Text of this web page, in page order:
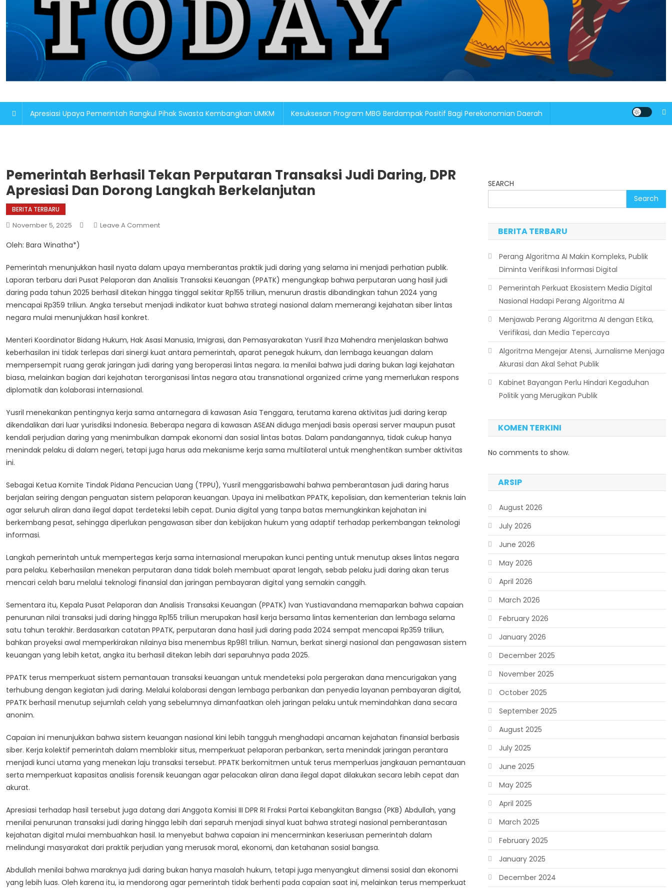
Apresiasi Upaya Pemerintah Rangkul Pihak Swasta Kembangkan UMKM Kesuksesan Program MBG Berdampak Positif Bagi Perekonomian Daerah
Pemerintah Berhasil Tekan Perputaran Transaksi Judi Daring, DPR
Apresiasi Dan Dorong Langkah Berkelanjutan
BERITA TERBARU
November 5, 2025 Leave A CommentOn
Perputaran
Transaksi
Judi
Daring,
Dan
Dorong
Langkah
Berkelanjutan
Oleh: Bara Winatha*)
Pemerintah menunjukkan hasil nyata dalam upaya memberantas praktik judi daring yang selama ini menjadi perhatian publik.
Laporan terbaru dari Pusat Pelaporan dan Analisis Transaksi Keuangan (PPATK) mengungkap bahwa perputaran uang hasil judi
daring pada tahun 2025 berhasil ditekan hingga tinggal sekitar Rp155 triliun, menurun drastis dibandingkan tahun 2024 yang
mencapai Rp359 triliun. Angka tersebut menjadi indikator kuat bahwa strategi nasional dalam memerangi kejahatan siber lintas
negara mulai menunjukkan hasil konkret.
Menteri Koordinator Bidang Hukum, Hak Asasi Manusia, Imigrasi, dan Pemasyarakatan Yusril Ihza Mahendra menjelaskan bahwa
keberhasilan ini tidak terlepas dari sinergi kuat antara pemerintah, aparat penegak hukum, dan lembaga keuangan dalam
mempersempit ruang gerak jaringan judi daring yang beroperasi lintas negara. Ia menilai bahwa judi daring bukan lagi kejahatan
biasa, melainkan bagian dari kejahatan terorganisasi lintas negara atau transnational organized crime yang memerlukan respons
diplomatik dan kolaborasi internasional.
Yusril menekankan pentingnya kerja sama antarnegara di kawasan Asia Tenggara, terutama karena aktivitas judi daring kerap
dikendalikan dari luar yurisdiksi Indonesia. Beberapa negara di kawasan ASEAN diduga menjadi basis operasi server maupun pusat
kendali perjudian daring yang menimbulkan dampak ekonomi dan sosial lintas batas. Dalam pandangannya, tidak cukup hanya
menindak pelaku di dalam negeri, tetapi juga harus ada mekanisme kerja sama multilateral untuk menghentikan sumber aktivitas
ini.
Sebagai Ketua Komite Tindak Pidana Pencucian Uang (TPPU), Yusril menggarisbawahi bahwa pemberantasan judi daring harus
berjalan seiring dengan penguatan sistem pelaporan keuangan. Upaya ini melibatkan PPATK, kepolisian, dan kementerian teknis lain
agar seluruh aliran dana ilegal dapat terdeteksi lebih cepat. Dunia digital yang tanpa batas memungkinkan kejahatan ini
berkembang pesat, sehingga diperlukan pengawasan siber dan kebijakan hukum yang adaptif terhadap perkembangan teknologi
informasi.
Langkah pemerintah untuk mempertegas kerja sama internasional merupakan kunci penting untuk menutup akses lintas negara
para pelaku. Keberhasilan menekan perputaran dana tidak boleh membuat aparat lengah, sebab pelaku judi daring akan terus
mencari celah baru melalui teknologi finansial dan jaringan pembayaran digital yang semakin canggih.
Sementara itu, Kepala Pusat Pelaporan dan Analisis Transaksi Keuangan (PPATK) Ivan Yustiavandana memaparkan bahwa capaian
penurunan nilai transaksi judi daring hingga Rp155 triliun merupakan hasil kerja bersama lintas kementerian dan lembaga selama
satu tahun terakhir. Berdasarkan catatan PPATK, perputaran dana hasil judi daring pada 2024 sempat mencapai Rp359 triliun,
bahkan proyeksi awal memperkirakan nilainya bisa menembus Rp981 triliun. Namun, berkat sinergi nasional dan pengawasan sistem
keuangan yang lebih ketat, angka itu berhasil ditekan lebih dari separuhnya pada 2025.
PPATK terus memperkuat sistem pemantauan transaksi keuangan untuk mendeteksi pola pergerakan dana mencurigakan yang
terhubung dengan kegiatan judi daring. Melalui kolaborasi dengan lembaga perbankan dan penyedia layanan pembayaran digital,
PPATK berhasil menutup sejumlah celah yang sebelumnya dimanfaatkan oleh jaringan pelaku untuk memindahkan dana secara
anonim.
Capaian ini menunjukkan bahwa sistem keuangan nasional kini lebih tangguh menghadapi ancaman kejahatan finansial berbasis
siber. Kerja kolektif pemerintah dalam memblokir situs, memperkuat pelaporan perbankan, serta menindak jaringan perantara
menjadi kunci utama yang menekan laju transaksi tersebut. PPATK berkomitmen untuk terus memperluas jangkauan pemantauan
serta memperkuat kapasitas analisis forensik keuangan agar pelacakan aliran dana ilegal dapat dilakukan secara lebih cepat dan
akurat.
Apresiasi terhadap hasil tersebut juga datang dari Anggota Komisi III DPR RI Fraksi Partai Kebangkitan Bangsa (PKB) Abdullah, yang
menilai penurunan transaksi judi daring hingga lebih dari separuh menjadi sinyal kuat bahwa strategi nasional pemberantasan
kejahatan digital mulai membuahkan hasil. Ia menyebut bahwa capaian ini mencerminkan keseriusan pemerintah dalam
melindungi masyarakat dari praktik perjudian yang merusak moral, ekonomi, dan ketahanan sosial bangsa.
Abdullah menilai bahwa maraknya judi daring bukan hanya masalah hukum, tetapi juga menyangkut dimensi sosial dan ekonomi
yang lebih luas. Oleh karena itu, ia mendorong agar pemerintah tidak berhenti pada capaian saat ini, melainkan terus memperkuat
SEARCH
Search
BERITA TERBARU
Perang Algoritma AI Makin Kompleks, Publik
Diminta Verifikasi Informasi Digital
Pemerintah Perkuat Ekosistem Media Digital
Nasional Hadapi Perang Algoritma AI
Menjawab Perang Algoritma AI dengan Etika,
Verifikasi, dan Media Tepercaya
Algoritma Mengejar Atensi, Jurnalisme Menjaga
Akurasi dan Akal Sehat Publik
Kabinet Bayangan Perlu Hindari Kegaduhan
Politik yang Merugikan Publik
KOMEN TERKINI
No comments to show.
ARSIP
August 2026
July 2026
June 2026
May 2026
April 2026
March 2026
February 2026
January 2026
December 2025
November 2025
October 2025
September 2025
August 2025
July 2025
June 2025
May 2025
April 2025
March 2025
February 2025
January 2025
December 2024